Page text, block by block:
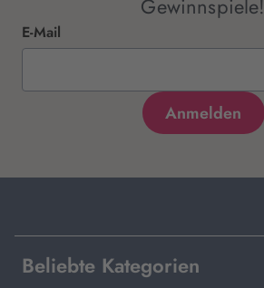
Gewinnspiele!
E-Mail
Beliebte Kategorien